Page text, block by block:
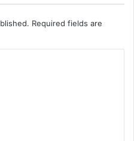
Required fields are